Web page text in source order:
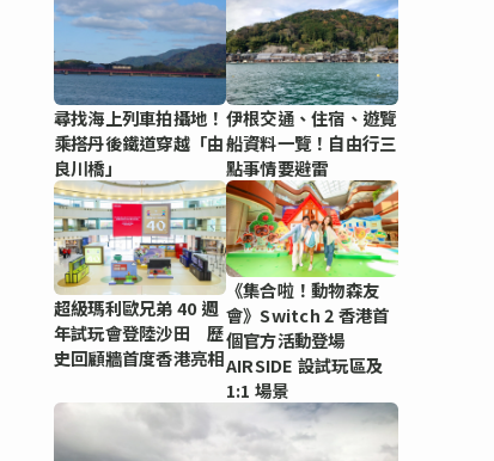
尋找海上列車拍攝地！
乘搭丹後鐵道穿越「由
良川橋」
伊根交通、住宿、遊覽
船資料一覽！自由行三
點事情要避雷
超級瑪利歐兄弟 40 週
年試玩會登陸沙田 歷
史回顧牆首度香港亮相
《集合啦！動物森友
會》Switch 2 香港首
個官方活動登場
AIRSIDE 設試玩區及
1:1 場景